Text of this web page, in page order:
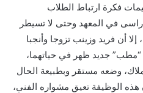
فكرة ارتباط الطلاب
في المعهد وحتى لا تسيطر
أن فريد وزينب تزوجا وأنجبا
“مطب” جديد ظهر في حياتهما،
وضعه مستقر وبطبيعة الحال
هذه الوظيفة تعيق مشواره الفني،